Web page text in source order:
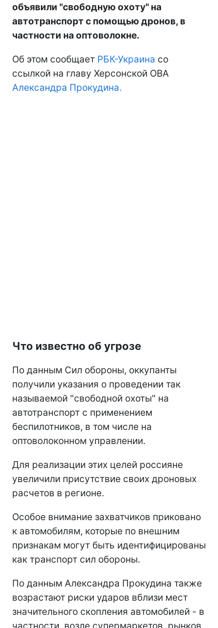
объявили "свободную охоту" на
автотранспорт с помощью дронов, в
частности на оптоволокне.
Об этом сообщает РБК-Украина со
ссылкой на главу Херсонской ОВА
Александра Прокудина.
Что известно об угрозе
По данным Сил обороны, оккупанты
получили указания о проведении так
называемой "свободной охоты" на
автотранспорт с применением
беспилотников, в том числе на
оптоволоконном управлении.
Для реализации этих целей россияне
увеличили присутствие своих дроновых
расчетов в регионе.
Особое внимание захватчиков приковано
к автомобилям, которые по внешним
признакам могут быть идентифицированы
как транспорт сил обороны.
По данным Александра Прокудина также
возрастают риски ударов вблизи мест
значительного скопления автомобилей - в
частности, возле супермаркетов, рынков